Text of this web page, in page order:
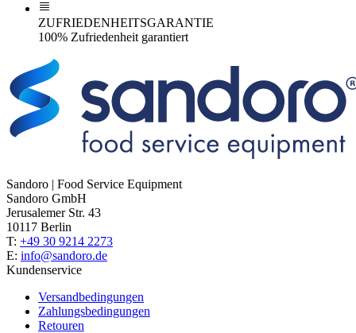
ZUFRIEDENHEITSGARANTIE
100% Zufriedenheit garantiert
Sandoro | Food Service Equipment
Sandoro GmbH
Jerusalemer Str. 43
10117 Berlin
T: +49 30 9214 2273
E: info@sandoro.de
Kundenservice
Versandbedingungen
Zahlungsbedingungen
Retouren